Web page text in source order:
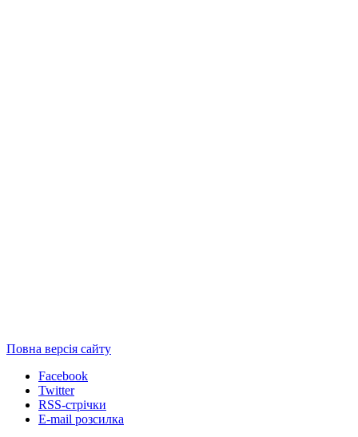
Повна версія сайту
Facebook
Twitter
RSS-стрічки
E-mail розсилка